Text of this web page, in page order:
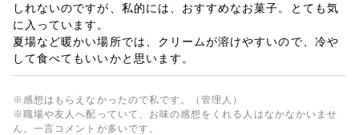
しれないのですが、私的には、おすすめなお菓子。とても気
に入っています。
夏場など暖かい場所では、クリームが溶けやすいので、冷や
して食べてもいいかと思います。
※感想はもらえなかったので私です。（管理人）
※職場や友人へ配っていて、お味の感想をくれる人はなかなかいませ
ん。一言コメントが多いです。